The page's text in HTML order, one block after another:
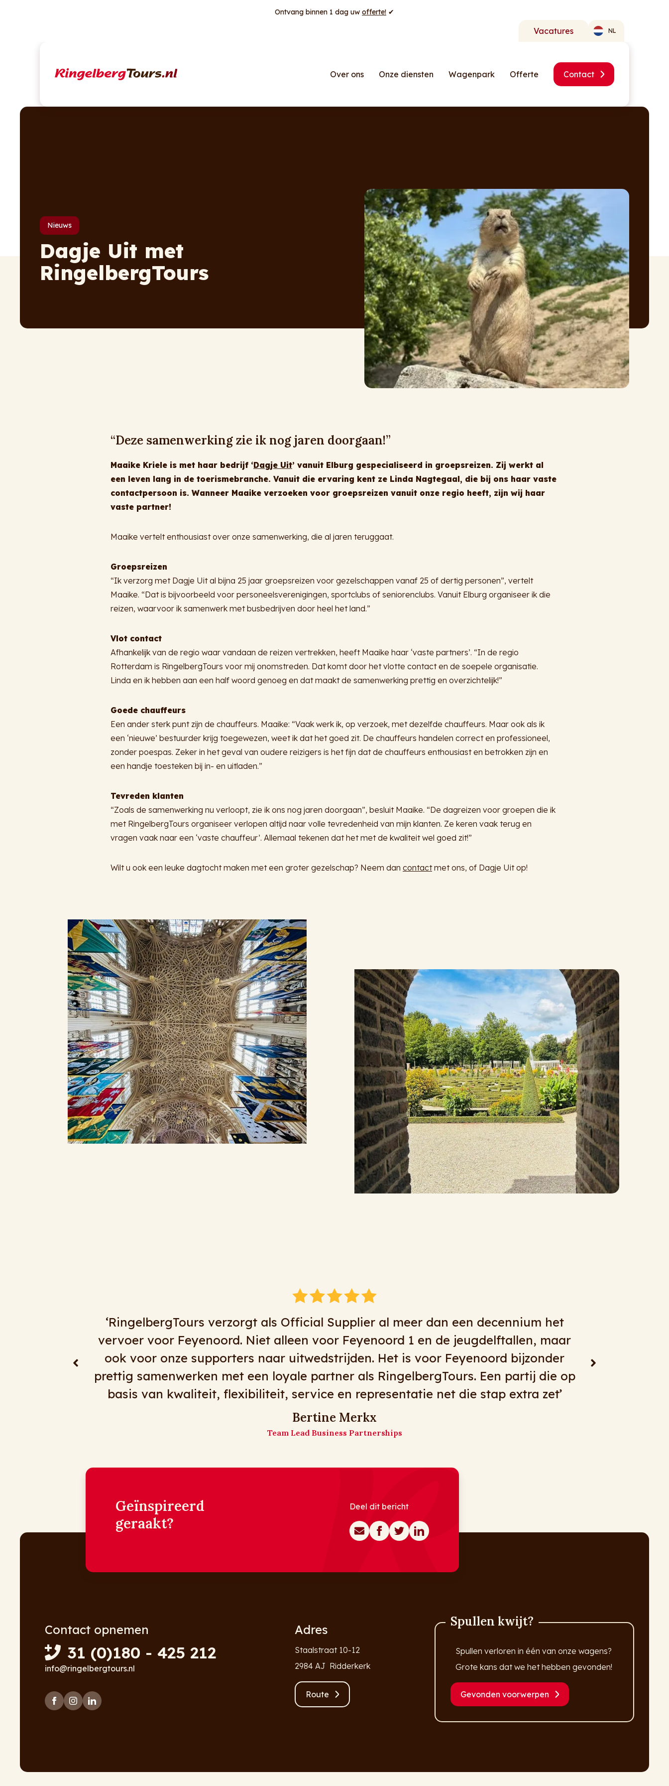
Ontvang binnen 1 dag uw offerte! ✔
Vacatures NL
Over ons Onze diensten Wagenpark Offerte Contact
Nieuws
Dagje Uit met
RingelbergTours
“Deze samenwerking zie ik nog jaren doorgaan!”
Maaike Kriele is met haar bedrijf ‘Dagje Uit’ vanuit Elburg gespecialiseerd in groepsreizen. Zij werkt al
een leven lang in de toerismebranche. Vanuit die ervaring kent ze Linda Nagtegaal, die bij ons haar vaste
contactpersoon is. Wanneer Maaike verzoeken voor groepsreizen vanuit onze regio heeft, zijn wij haar
vaste partner!
Maaike vertelt enthousiast over onze samenwerking, die al jaren teruggaat.
Groepsreizen
“Ik verzorg met Dagje Uit al bijna 25 jaar groepsreizen voor gezelschappen vanaf 25 of dertig personen”, vertelt
Maaike. “Dat is bijvoorbeeld voor personeelsverenigingen, sportclubs of seniorenclubs. Vanuit Elburg organiseer ik die
reizen, waarvoor ik samenwerk met busbedrijven door heel het land.”
Vlot contact
Afhankelijk van de regio waar vandaan de reizen vertrekken, heeft Maaike haar ‘vaste partners’. “In de regio
Rotterdam is RingelbergTours voor mij onomstreden. Dat komt door het vlotte contact en de soepele organisatie.
Linda en ik hebben aan een half woord genoeg en dat maakt de samenwerking prettig en overzichtelijk!”
Goede chauffeurs
Een ander sterk punt zijn de chauffeurs. Maaike: “Vaak werk ik, op verzoek, met dezelfde chauffeurs. Maar ook als ik
een ‘nieuwe’ bestuurder krijg toegewezen, weet ik dat het goed zit. De chauffeurs handelen correct en professioneel,
zonder poespas. Zeker in het geval van oudere reizigers is het fijn dat de chauffeurs enthousiast en betrokken zijn en
een handje toesteken bij in- en uitladen.”
Tevreden klanten
“Zoals de samenwerking nu verloopt, zie ik ons nog jaren doorgaan”, besluit Maaike. “De dagreizen voor groepen die ik
met RingelbergTours organiseer verlopen altijd naar volle tevredenheid van mijn klanten. Ze keren vaak terug en
vragen vaak naar een ‘vaste chauffeur’. Allemaal tekenen dat het met de kwaliteit wel goed zit!”
Wilt u ook een leuke dagtocht maken met een groter gezelschap? Neem dan contactmet ons, of Dagje Uit op!
‘Al jaren doen wij naar volle tevredenheid zaken met RingelbergTours. Alles kan en
alles mag, tenminste het meeste dan . Voor korte transfers, dagtochten, meerdaagse
reizen, goede chauffeurs, flexibiliteit en mooie bussen moet je bij RingelbergTours
zijn! Op naar nog vele jaren!
De meiden van Matz Travel
Matz Travel
Geïnspireerd
geraakt?
Deel dit bericht
Contact opnemen
31 (0)180 - 425 212
info@ringelbergtours.nl
Adres
Staalstraat 10-12
2984 AJ Ridderkerk
Route
Spullen kwijt?
Spullen verloren in één van onze wagens?
Grote kans dat we het hebben gevonden!
Gevonden voorwerpen